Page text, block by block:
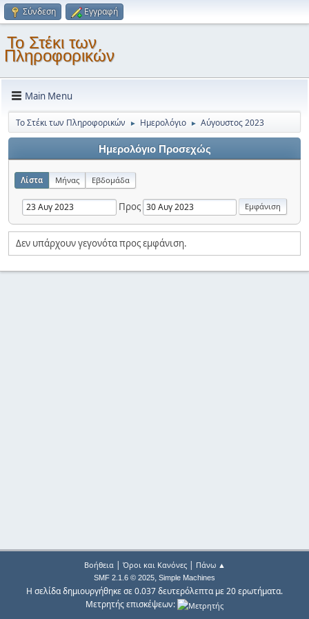
Σύνδεση Εγγραφή
Το Στέκι των
Πληροφορικών
Main Menu
Το Στέκι των Πληροφορικών ► Ημερολόγιο ► Αύγουστος 2023
Ημερολόγιο Προσεχώς
Λίστα Μήνας Εβδομάδα
Προς
Δεν υπάρχουν γεγονότα προς εμφάνιση.
Βοήθεια| Όροι και Κανόνες| Πάνω ▲
SMF 2.1.6 © 2025, Simple Machines
Η σελίδα δημιουργήθηκε σε 0.037 δευτερόλεπτα με 20 ερωτήματα.
Μετρητής επισκέψεων: